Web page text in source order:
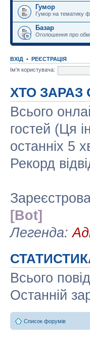
Гумор
Гумор на тематику
Базар
Оголошення про
ВХІД • РЕЄСТРАЦІЯ
Ім'я користувача:
ХТО ЗАРАЗ
Всього
гостей (Ця
останніх 5
Рекорд
[Bot]
Легенда:
Всього
Останній
Список форумів